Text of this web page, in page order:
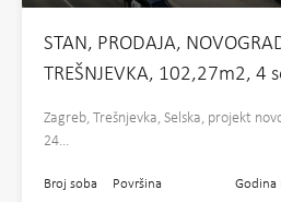
STAN, PRODAJA,
TREŠNJEVKA, 102,27m2, 4
Zagreb, Trešnjevka, Selska, projekt
24…
Broj soba Površina Godina